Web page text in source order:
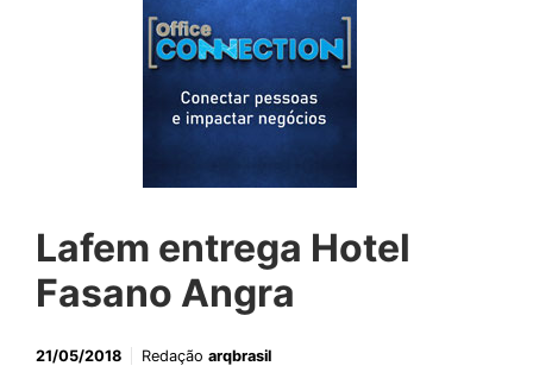
Lafem entrega Hotel
Fasano Angra
21/05/2018 Redação arqbrasil